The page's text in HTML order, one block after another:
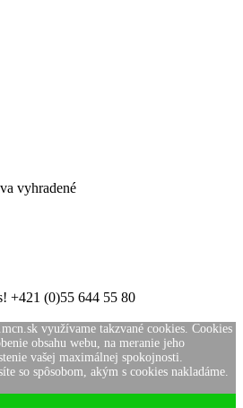
vyhradené
+421 (0)55 644 55 80
využívame takzvané cookies. Cookies
obsahu webu, na meranie jeho
vašej maximálnej spokojnosti.
so spôsobom, akým s cookies nakladáme.